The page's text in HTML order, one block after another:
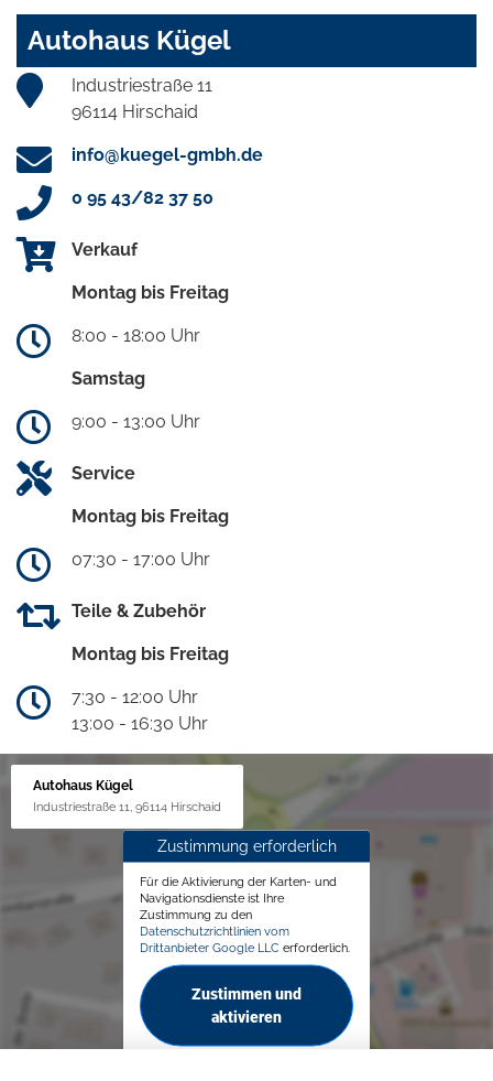
Autohaus Kügel
Industriestraße 11
96114 Hirschaid
info@kuegel-gmbh.de
0 95 43/82 37 50
Verkauf
Montag bis Freitag
8:00 - 18:00 Uhr
Samstag
9:00 - 13:00 Uhr
Service
Montag bis Freitag
07:30 - 17:00 Uhr
Teile & Zubehör
Montag bis Freitag
7:30 - 12:00 Uhr
13:00 - 16:30 Uhr
Autohaus Kügel
Industriestraße 11, 96114 Hirschaid
Zustimmung erforderlich
Für die Aktivierung der Karten- und
Navigationsdienste ist Ihre
Zustimmung zu den
Datenschutzrichtlinien vom
Drittanbieter Google LLC erforderlich.
Zustimmen und
aktivieren